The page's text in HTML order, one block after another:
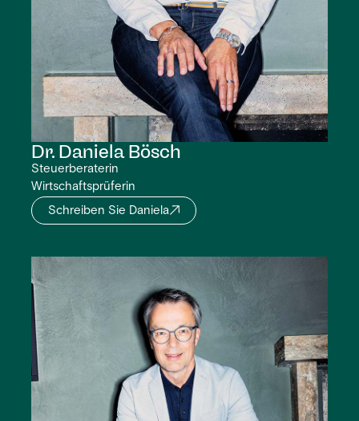
Dr. DanielaBösch
Steuerberaterin
Wirtschaftsprüferin
Schreiben Sie Daniela